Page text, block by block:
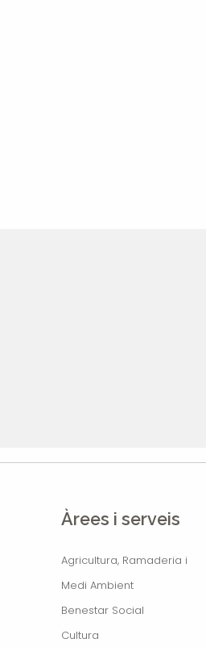
Àrees i serveis
Agricultura, Ramaderia i
Medi Ambient
Benestar Social
Cultura